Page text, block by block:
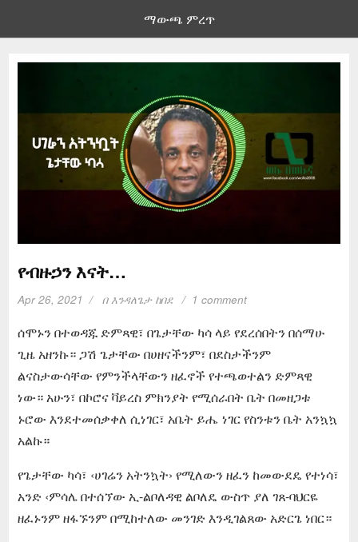
ማውጫ ምረጥ
የብዙኃን እናት…
Apr 26, 2021 በእንዳለጌታ ከበደ 1 comment
ሰሞኑን በተወዳጁ ድምጻዊ፣ በጌታቸው ካሳ ላይ የደረሰበትን በሰማሁ
ጊዜ አዘንኩ። ጋሽ ጌታቸው በሀዘናችንም፣ በደስታችንም
ልናስታውሳቸው የምንችላቸውን ዘፈኖች የተጫወተልን ድምጻዊ
ነው። አሁን፣ በኮሮና ቫይረስ ምክንያት የሚሰራበት ቤት በመዘጋቱ
ኑሮው እንደተመሰቃቀለ ሲነገር፣ አቤት ይሔ ነገር የስንቱን ቤት አንኳኳ
አልኩ።
የጌታቸው ካሳ፣ ‹ሀገሬን አትንኳት› የሚለውን ዘፈን ከመውደዴ የተነሳ፣
አንድ ‹ምሳሌ በተሰኘው ኢ-ልቦለዳዊ ልቦለዴ ውስጥ ያለ ገጸ-ባህርዬ
ዘፈኑንም ዘፋኙንም በሚከተለው መንገድ እንዲገልጸው አድርጌ ነበር።